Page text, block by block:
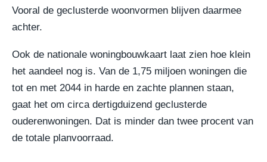
Vooral de geclusterde woonvormen blijven daarmee
achter.
Ook de nationale woningbouwkaart laat zien hoe klein
het aandeel nog is. Van de 1,75 miljoen woningen die
tot en met 2044 in harde en zachte plannen staan,
gaat het om circa dertigduizend geclusterde
ouderenwoningen. Dat is minder dan twee procent van
de totale planvoorraad.